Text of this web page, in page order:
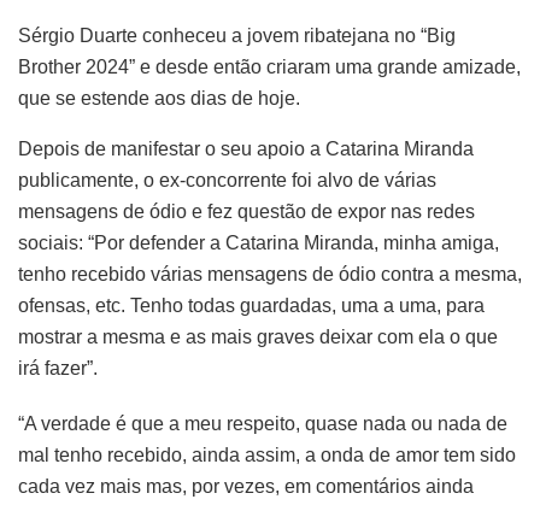
Sérgio Duarte conheceu a jovem ribatejana no “Big
Brother 2024” e desde então criaram uma grande amizade,
que se estende aos dias de hoje.
Depois de manifestar o seu apoio a Catarina Miranda
publicamente, o ex-concorrente foi alvo de várias
mensagens de ódio e fez questão de expor nas redes
sociais: “Por defender a Catarina Miranda, minha amiga,
tenho recebido várias mensagens de ódio contra a mesma,
ofensas, etc. Tenho todas guardadas, uma a uma, para
mostrar a mesma e as mais graves deixar com ela o que
irá fazer”.
“A verdade é que a meu respeito, quase nada ou nada de
mal tenho recebido, ainda assim, a onda de amor tem sido
cada vez mais mas, por vezes, em comentários ainda